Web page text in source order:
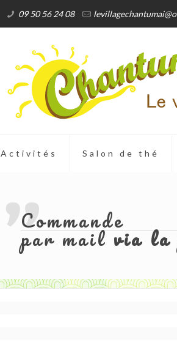
09 50 56 24 08
Activités Salon de thé
Commande
par mailvia la